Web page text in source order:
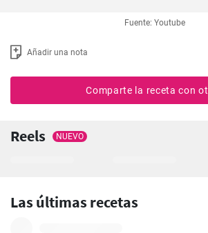
Fuente: Youtube
Añadir una nota
Comparte la receta con
Reels NUEVO
Las últimas recetas